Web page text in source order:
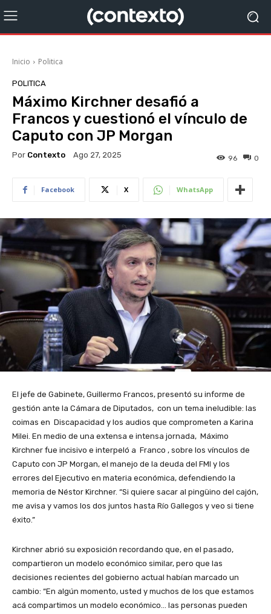
Inicio Politica
POLITICA
Máximo Kirchner desafió a
Francos y cuestionó el vínculo de
Caputo con JP Morgan
Por Contexto Ago 27, 2025 0
96
Facebook X WhatsApp
El jefe de Gabinete, Guillermo Francos, presentó su informe de
gestión ante la Cámara de Diputados, con un tema ineludible: las
coimas en Discapacidad y los audios que comprometen a Karina
Milei. En medio de una extensa e intensa jornada, Máximo
Kirchner fue incisivo e interpeló a Franco , sobre los vínculos de
Caputo con JP Morgan, el manejo de la deuda del FMI y los
errores del Ejecutivo en materia económica, defendiendo la
memoria de Néstor Kirchner. “Si quiere sacar al pingüino del cajón,
me avisa y vamos los dos juntos hasta Río Gallegos y veo si tiene
éxito.”
Kirchner abrió su exposición recordando que, en el pasado,
compartieron un modelo económico similar, pero que las
decisiones recientes del gobierno actual habían marcado un
cambio: “En algún momento, usted y muchos de los que estamos
acá compartimos un modelo económico… las personas pueden